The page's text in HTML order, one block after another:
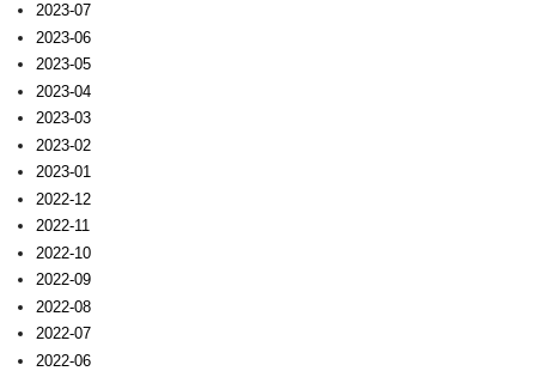
2023-07
2023-06
2023-05
2023-04
2023-03
2023-02
2023-01
2022-12
2022-11
2022-10
2022-09
2022-08
2022-07
2022-06